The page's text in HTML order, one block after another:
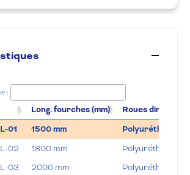
:
Long. fourches (mm)
Roues
01
1500 mm Polyuréthane
02 1800 mm
Polyuréthane
03
2000 mm Polyuréthane